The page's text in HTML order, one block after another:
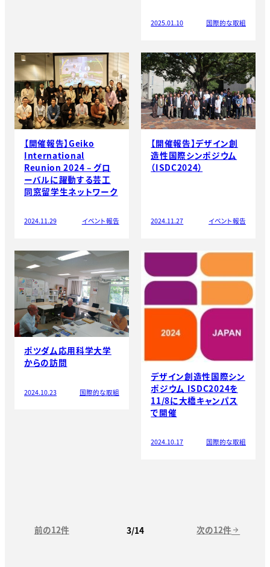
2025.01.10 国際的な取組
【開催報告】Geiko
International
Reunion 2024 – グロ
ーバルに躍動する芸工
同窓留学生ネットワーク
2024.11.29 イベント報告
【開催報告】デザイン創
造性国際シンポジウム
（ISDC2024）
2024.11.27 イベント報告
ポツダム応用科学大学
からの訪問
2024.10.23 国際的な取組
デザイン創造性国際シン
ポジウム ISDC2024を
11/8に大橋キャンパス
で開催
2024.10.17 国際的な取組
前の12件 次の12件 arrow_forward
3/14